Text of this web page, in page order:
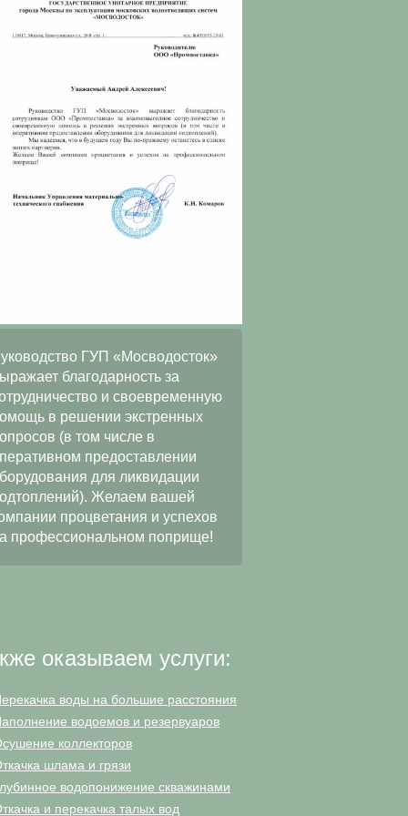
ГУП «Мосводосток»
благодарность за
и своевременную
в решении экстренных
(в том числе в
предоставлении
для ликвидации
Желаем вашей
процветания и успехов
профессиональном поприще!
оказываем услуги:
воды на большие расстояния
водоемов и резервуаров
коллекторов
шлама и грязи
водопонижение скважинами
и перекачка талых вод